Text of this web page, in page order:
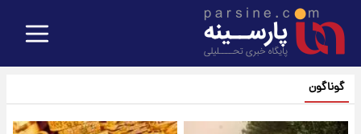
گوناگون